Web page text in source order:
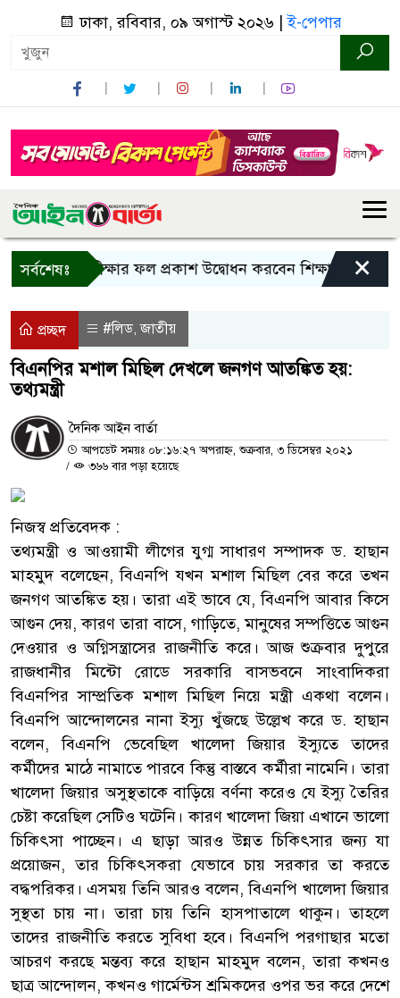
ঢাকা, রবিবার, ০৯ অগাস্ট ২০২৬ |ই-পেপার
সর্বশেষঃ
পরীক্ষার ফল প্রকাশ উদ্বোধন করবেন শিক্ষামন্ত্রী ×
প্রচ্ছদ #লিড,জাতীয়
বিএনপির মশাল মিছিল দেখলে জনগণ আতঙ্কিত হয়:
তথ্যমন্ত্রী
দৈনিক আইন বার্তা
আপডেট সময়ঃ ০৮:১৬:২৭ অপরাহ্ন, শুক্রবার, ৩ ডিসেম্বর ২০২১
/
৩৬৬ বার পড়া হয়েছে
নিজস্ব প্রতিবেদক :
তথ্যমন্ত্রী ও আওয়ামী লীগের যুগ্ম সাধারণ সম্পাদক ড. হাছান
মাহমুদ বলেছেন, বিএনপি যখন মশাল মিছিল বের করে তখন
জনগণ আতঙ্কিত হয়। তারা এই ভাবে যে, বিএনপি আবার কিসে
আগুন দেয়, কারণ তারা বাসে, গাড়িতে, মানুষের সম্পত্তিতে আগুন
দেওয়ার ও অগ্নিসন্ত্রাসের রাজনীতি করে। আজ শুক্রবার দুপুরে
রাজধানীর মিন্টো রোডে সরকারি বাসভবনে সাংবাদিকরা
বিএনপির সাম্প্রতিক মশাল মিছিল নিয়ে মন্ত্রী একথা বলেন।
বিএনপি আন্দোলনের নানা ইস্যু খুঁজছে উল্লেখ করে ড. হাছান
বলেন, বিএনপি ভেবেছিল খালেদা জিয়ার ইস্যুতে তাদের
কর্মীদের মাঠে নামাতে পারবে কিন্তু বাস্তবে কর্মীরা নামেনি। তারা
খালেদা জিয়ার অসুস্থতাকে বাড়িয়ে বর্ণনা করেও যে ইস্যু তৈরির
চেষ্টা করেছিল সেটিও ঘটেনি। কারণ খালেদা জিয়া এখানে ভালো
চিকিৎসা পাচ্ছেন। এ ছাড়া আরও উন্নত চিকিৎসার জন্য যা
প্রয়োজন, তার চিকিৎসকরা যেভাবে চায় সরকার তা করতে
বদ্ধপরিকর। এসময় তিনি আরও বলেন, বিএনপি খালেদা জিয়ার
সুস্থতা চায় না। তারা চায় তিনি হাসপাতালে থাকুন। তাহলে
তাদের রাজনীতি করতে সুবিধা হবে। বিএনপি পরগাছার মতো
আচরণ করছে মন্তব্য করে হাছান মাহমুদ বলেন, তারা কখনও
ছাত্র আন্দোলন, কখনও গার্মেন্টস শ্রমিকদের ওপর ভর করে দেশে